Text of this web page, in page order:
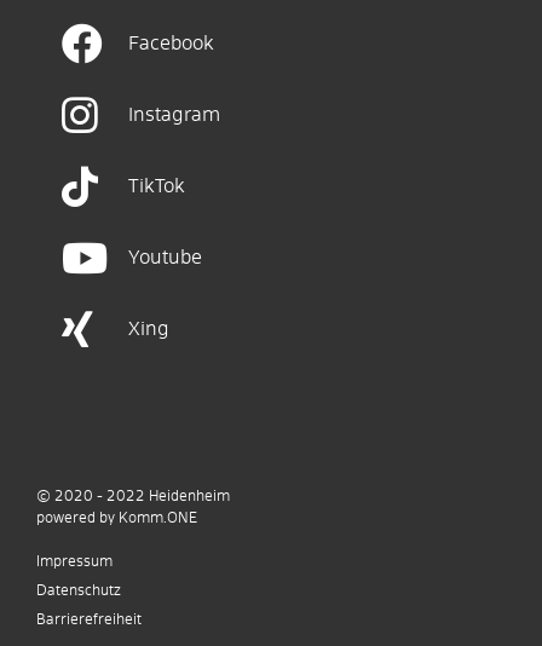
Facebook
Instagram
TikTok
Youtube
Xing
© 2020 - 2022 Heidenheim
powered by Komm.ONE
Impressum
Datenschutz
Barrierefreiheit